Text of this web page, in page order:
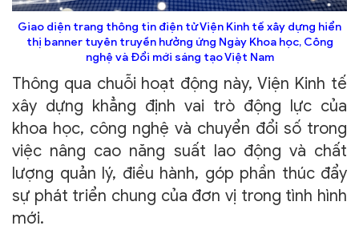
Giao diện trang thông tin điện tử Viện Kinh tế xây dựng hiển
thị banner tuyên truyền hưởng ứng Ngày Khoa học, Công
nghệ và Đổi mới sáng tạo Việt Nam
Thông qua chuỗi hoạt động này, Viện Kinh tế
xây dựng khẳng định vai trò động lực của
khoa học, công nghệ và chuyển đổi số trong
việc nâng cao năng suất lao động và chất
lượng quản lý, điều hành, góp phần thúc đẩy
sự phát triển chung của đơn vị trong tình hình
mới.